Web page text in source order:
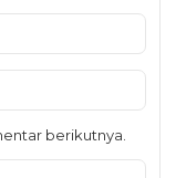
berikutnya.